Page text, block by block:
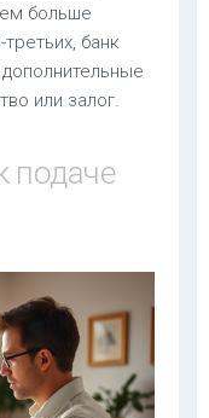
больше
банк
или залог.
подаче